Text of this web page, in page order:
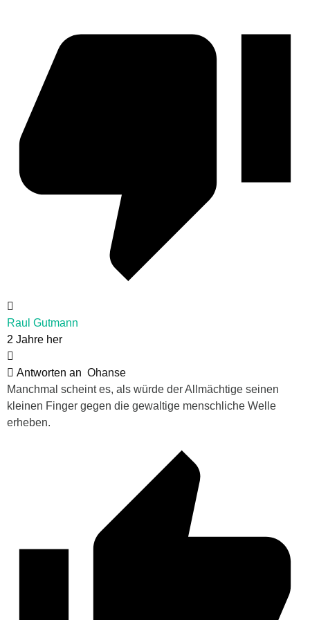
Raul Gutmann
2 Jahre her
Antworten an Ohanse
Manchmal scheint es, als würde der Allmächtige seinen
kleinen Finger gegen die gewaltige menschliche Welle
erheben.